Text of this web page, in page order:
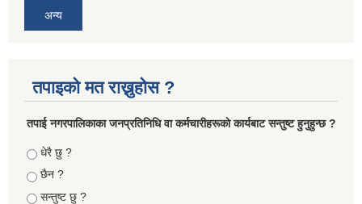
अन्य
तपाइको मत राख्नुहोस ?
तपा‌ई नगरपालिकाका जनप्रतिनिधि वा कर्मचारीहरूकाे कार्यबाट सन्तुष्ट हुनुहुन्छ ?
Choices
धेरै छु ?
छैन ?
सन्तुष्ट छु ?